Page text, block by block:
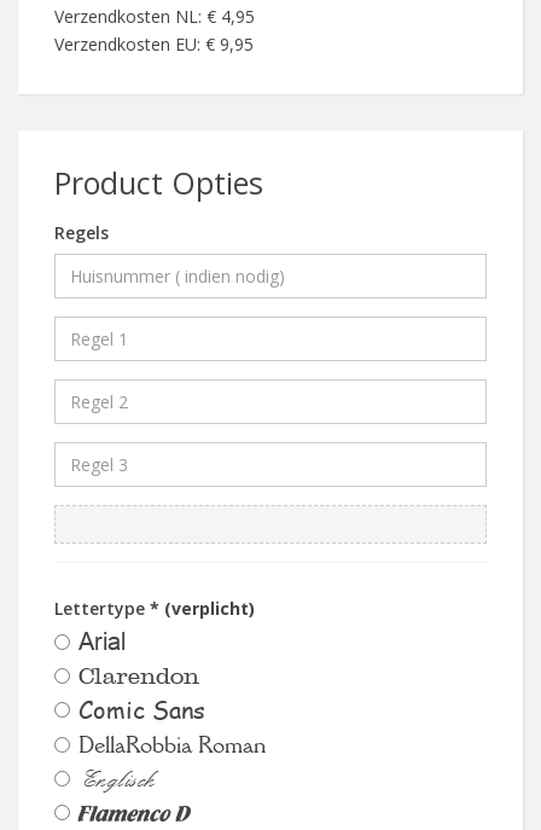
Verzendkosten NL: € 4,95
Verzendkosten EU: € 9,95
Product Opties
Regels
Lettertype * (verplicht)
Arial
Clarendon
Comic Sans
DellaRobbia Roman
Englisch
Flamenco D